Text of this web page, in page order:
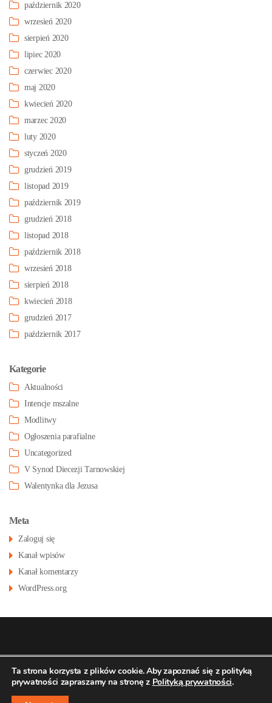
październik 2020
wrzesień 2020
sierpień 2020
lipiec 2020
czerwiec 2020
maj 2020
kwiecień 2020
marzec 2020
luty 2020
styczeń 2020
grudzień 2019
listopad 2019
październik 2019
grudzień 2018
listopad 2018
październik 2018
wrzesień 2018
sierpień 2018
kwiecień 2018
grudzień 2017
październik 2017
Kategorie
Aktualności
Intencje mszalne
Modlitwy
Ogłoszenia parafialne
Uncategorized
V Synod Diecezji Tarnowskiej
Walentynka dla Jezusa
Meta
Zaloguj się
Kanał wpisów
Kanał komentarzy
WordPress.org
© 2026Konatsu.pldlaParafia św Stanisława
BM w Pustkowie Osiedlu
Polityka
prywatności
Ta strona korzysta z plików cookie. Aby zapoznać się z polityką
prywatności zapraszamy na stronę z Polityką prywatności.